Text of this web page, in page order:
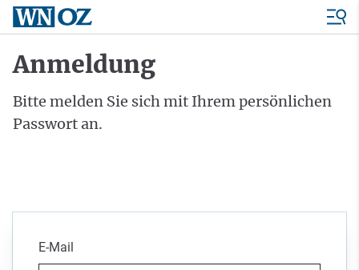
Anmeldung
Bitte melden Sie sich mit Ihrem persönlichen
Passwort an.
E-Mail